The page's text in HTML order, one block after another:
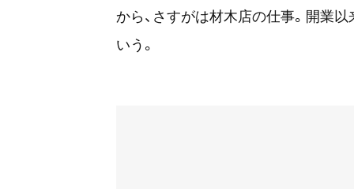
から、さすがは材木店の仕事。開業
いう。